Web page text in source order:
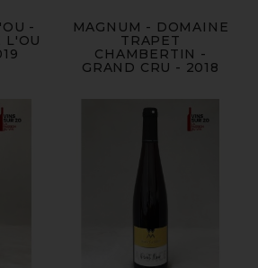
-
L'OU
MAGNUM - DOMAINE
TRAPET
CHAMBERTIN -
GRAND CRU - 2018